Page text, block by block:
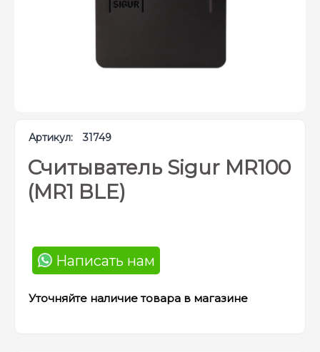
Артикул: 31749
Считыватель Sigur MR100
(MR1 BLE)
Написать нам
Уточняйте наличие товара в магазине